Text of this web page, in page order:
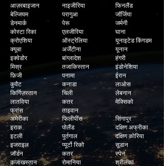
आज़रबाइजान
बेल्जियम
डेनमार्क
कोस्टा रिका
क्रोएशिया
क्यूबा
इक्वेडोर
मिस्र
फ़िजी
कुवैट
किर्गिज़स्तान
लातविया
फ्रांस
अमेरीका
इराक
इटली
इजराइल
जॉर्डन
कजाखस्तान
नाइजीरिया
परागुआ
पेरू
एलजीरिया
ऑस्ट्रेलिया
अर्जेंटीना
बांग्लादेश
तजाकिस्तान
पनामा
कनाडा
चिली
कतर
ताइवान
फिलीपींस
पोलैंड
पुर्तगाल
प्यूर्टो रिको
कतर
रोमानिया
फिनलैंड
जॉर्जिया
जर्मनी
घाना
यूनाइटेड किंगडम
यूनान
हंगरी
इंडोनेशिया
ईरान
लाओस
लेबनान
मेक्सिको
सिंगापुर
दक्षिण अफ्रीका
दक्षिण कोरिया
सूडान
स्पेन
श्रीलंका